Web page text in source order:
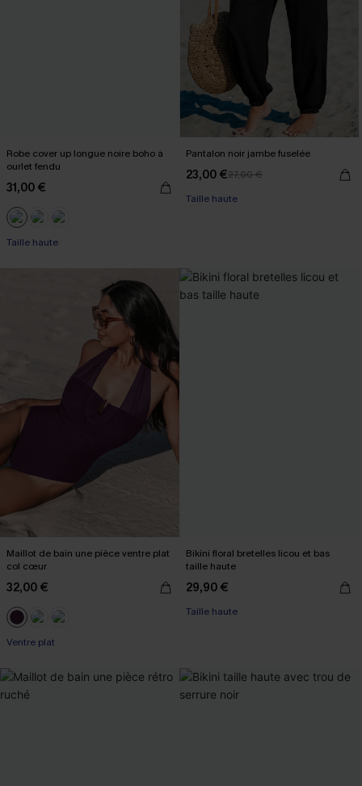
Robe cover up longue noire boho à
ourlet fendu
31,00 €
Taille haute
Pantalon noir jambe fuselée
23,00 €27,00 €
Taille haute
Maillot de bain une pièce ventre plat
col cœur
32,00 €
Ventre plat
Bikini floral bretelles licou et bas
taille haute
29,90 €
Taille haute